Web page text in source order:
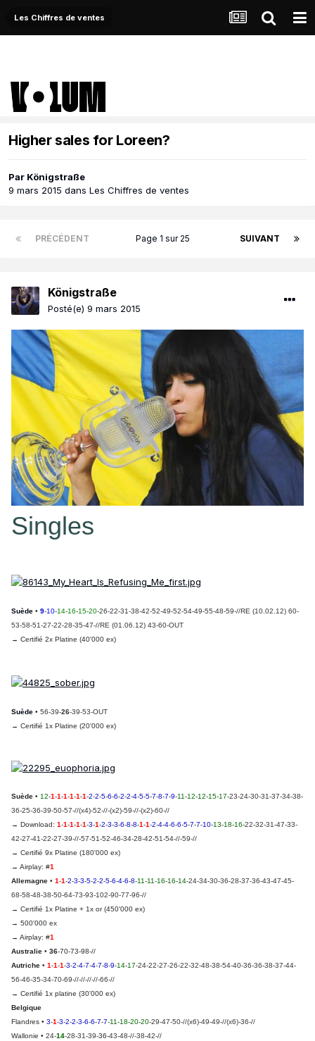
Les Chiffres de ventes
Higher sales for Loreen?
Par Königstraße
9 mars 2015 dans Les Chiffres de ventes
PRÉCÉDENT SUIVANT
Page 1 sur 25
Königstraße
Posté(e) 9 mars 2015
Singles
Suède • 9-10-14-16-15-20-26-22-31-38-42-52-49-52-54-49-55-48-59-//RE (10.02.12) 60-
53-58-51-27-22-28-35-47-//RE (01.06.12) 43-60-OUT
→ Certifié 2x Platine (40'000 ex)
Suède • 56-39-26-39-53-OUT
→ Certifié 1x Platine (20'000 ex)
Suède • 12-1-1-1-1-1-1-2-2-5-6-6-2-2-4-5-5-7-8-7-9-11-12-12-15-17-23-24-30-31-37-34-38-
36-25-36-39-50-57-//(x4)-52-//-(x2)-59-//-(x2)-60-//
→ Download: 1-1-1-1-1-3-1-2-3-3-6-8-8-1-1-2-4-4-6-6-5-7-7-10-13-18-16-22-32-31-47-33-
42-27-41-22-27-39-//-57-51-52-46-34-28-42-51-54-//-59-//
→ Certifié 9x Platine (180'000 ex)
→ Airplay: #1
Allemagne • 1-1-2-3-3-5-2-2-5-6-4-6-8-11-11-16-16-14-24-34-30-36-28-37-36-43-47-45-
68-58-48-38-50-64-73-93-102-90-77-96-//
→ Certifié 1x Platine + 1x or (450'000 ex)
→ 500'000 ex
→ Airplay: #1
Australie • 36-70-73-98-//
Autriche • 1-1-1-3-2-4-7-4-7-8-9-14-17-24-22-27-26-22-32-48-38-54-40-36-36-38-37-44-
56-46-35-34-70-69-//-//-//-//-66-//
→ Certifié 1x platine (30'000 ex)
Belgique
Flandres • 3-1-3-2-2-3-6-6-7-7-11-18-20-20-29-47-50-//(x6)-49-49-//(x6)-36-//
Wallonie • 24-14-28-31-39-36-43-48-//-38-42-//